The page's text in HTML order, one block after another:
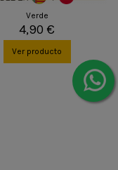
Verde
4,90 €
Ver producto